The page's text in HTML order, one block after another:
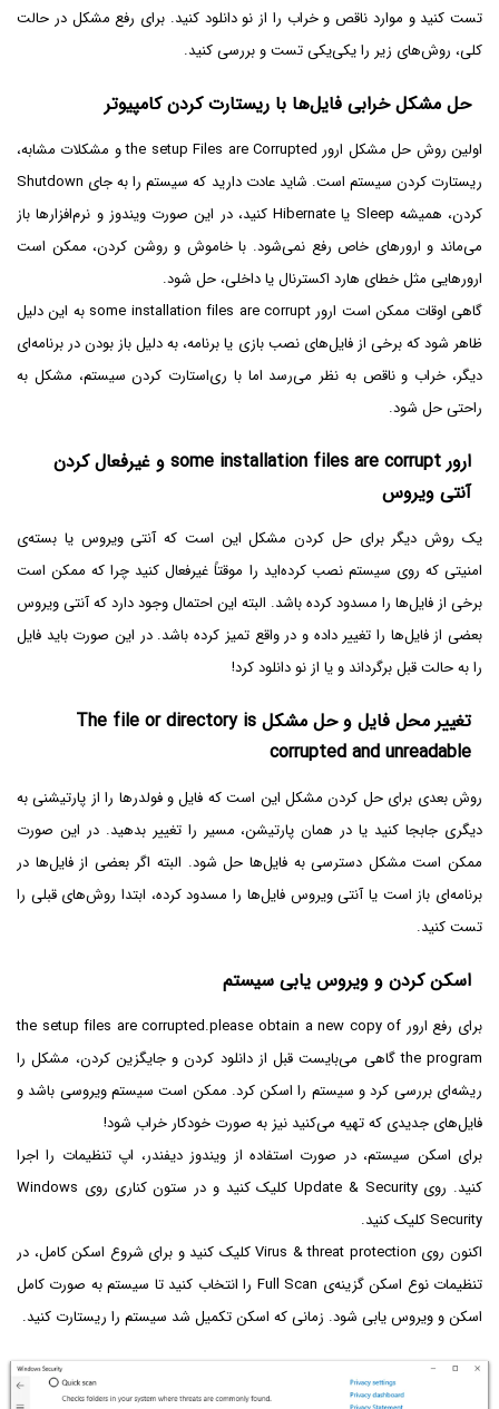
تست کنید و موارد ناقص و خراب را از نو دانلود کنید. برای رفع مشکل در حالت
کلی، روش‌های زیر را یکی‌یکی تست و بررسی کنید.
حل مشکل خرابی فایل‌ها با ریستارت کردن کامپیوتر
اولین روش حل مشکل ارور the setup Files are Corrupted و مشکلات مشابه،
ریستارت کردن سیستم است. شاید عادت دارید که سیستم را به جای Shutdown
کردن، همیشه Sleep یا Hibernate کنید، در این صورت ویندوز و نرم‌افزارها باز
می‌ماند و ارورهای خاص رفع نمی‌شود. با خاموش و روشن کردن، ممکن است
ارورهایی مثل خطای هارد اکسترنال یا داخلی، حل شود.
گاهی اوقات ممکن است ارور some installation files are corrupt به این دلیل
ظاهر شود که برخی از فایل‌های نصب بازی یا برنامه، به دلیل باز بودن در برنامه‌ای
دیگر، خراب و ناقص به نظر می‌رسد اما با ری‌استارت کردن سیستم، مشکل به
راحتی حل شود.
ارور some installation files are corrupt و غیرفعال کردن
آنتی ویروس
یک روش دیگر برای حل کردن مشکل این است که آنتی ویروس یا بسته‌ی
امنیتی که روی سیستم نصب کرده‌اید را موقتاً غیرفعال کنید چرا که ممکن است
برخی از فایل‌ها را مسدود کرده باشد. البته این احتمال وجود دارد که آنتی ویروس
بعضی از فایل‌ها را تغییر داده و در واقع تمیز کرده باشد. در این صورت باید فایل
را به حالت قبل برگرداند و یا از نو دانلود کرد!
تغییر محل فایل و حل مشکل The file or directory is
corrupted and unreadable
روش بعدی برای حل کردن مشکل این است که فایل و فولدرها را از پارتیشنی به
دیگری جابجا کنید یا در همان پارتیشن، مسیر را تغییر بدهید. در این صورت
ممکن است مشکل دسترسی به فایل‌ها حل شود. البته اگر بعضی از فایل‌ها در
برنامه‌ای باز است یا آنتی ویروس فایل‌ها را مسدود کرده، ابتدا روش‌های قبلی را
تست کنید.
اسکن کردن و ویروس یابی سیستم
برای رفع ارور the setup files are corrupted.please obtain a new copy of
the program گاهی می‌بایست قبل از دانلود کردن و جایگزین کردن، مشکل را
ریشه‌ای بررسی کرد و سیستم را اسکن کرد. ممکن است سیستم ویروسی باشد و
فایل‌های جدیدی که تهیه می‌کنید نیز به صورت خودکار خراب شود!
برای اسکن سیستم، در صورت استفاده از ویندوز دیفندر، اپ تنظیمات را اجرا
کنید. روی Update & Security کلیک کنید و در ستون کناری روی Windows
Security کلیک کنید.
اکنون روی Virus & threat protection کلیک کنید و برای شروع اسکن کامل، در
تنظیمات نوع اسکن گزینه‌ی Full Scan را انتخاب کنید تا سیستم به صورت کامل
اسکن و ویروس یابی شود. زمانی که اسکن تکمیل شد سیستم را ریستارت کنید.